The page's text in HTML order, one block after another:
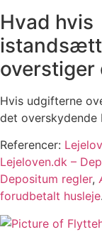
Hvad hvis
overstiger
Hvis udgifterne
det overskydende
Referencer:
Lejeloven.dk –
Depositum regler,
forudbetalt husleje.